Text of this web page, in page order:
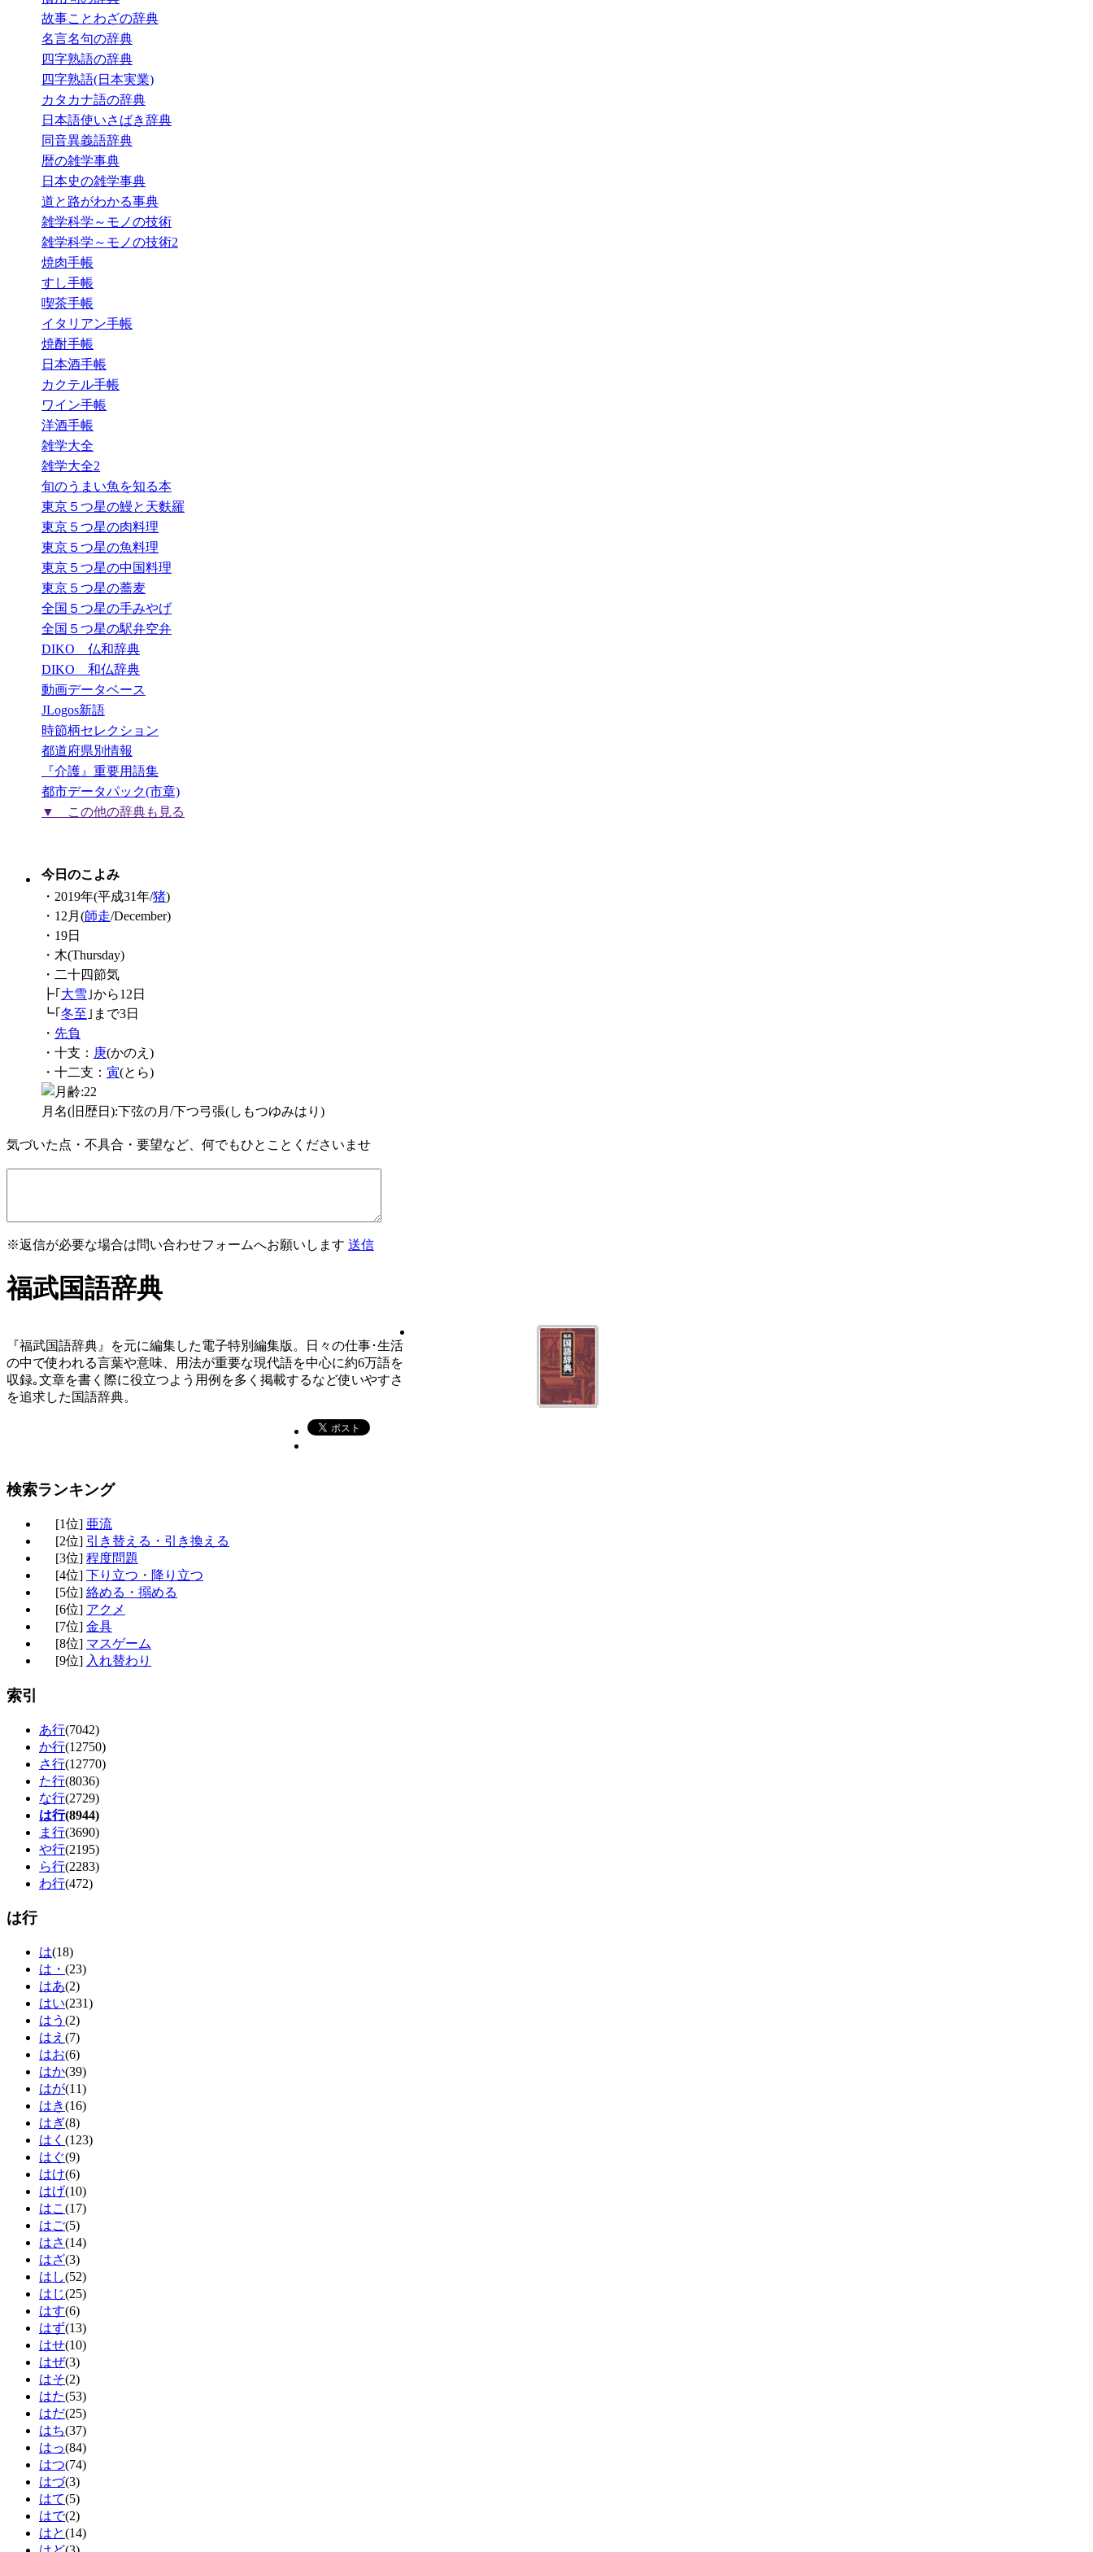
故事ことわざの辞典
名言名句の辞典
四字熟語の辞典
四字熟語(日本実業)
カタカナ語の辞典
日本語使いさばき辞典
同音異義語辞典
暦の雑学事典
日本史の雑学事典
道と路がわかる事典
雑学科学～モノの技術
雑学科学～モノの技術2
焼肉手帳
すし手帳
喫茶手帳
イタリアン手帳
焼酎手帳
日本酒手帳
カクテル手帳
ワイン手帳
洋酒手帳
雑学大全
雑学大全2
旬のうまい魚を知る本
東京５つ星の鰻と天麩羅
東京５つ星の肉料理
東京５つ星の魚料理
東京５つ星の中国料理
東京５つ星の蕎麦
全国５つ星の手みやげ
全国５つ星の駅弁空弁
DIKO 仏和辞典
DIKO 和仏辞典
動画データベース
JLogos新語
時節柄セレクション
都道府県別情報
『介護』重要用語集
都市データパック(市章)
▼ この他の辞典も見る
今日のこよみ
・2019年(平成31年/猪)
・12月(師走/December)
・19日
・木(Thursday)
・二十四節気
┣｢ 大雪 ｣から12日
┗｢ 冬至 ｣まで3日
・ 先負
・十支： 庚(かのえ)
・十二支： 寅(とら)
月名(旧歴日):下弦の月/下つ弓張(しもつゆみはり)
気づいた点・不具合・要望など、何でもひとことくださいませ
※返信が必要な場合は問い合わせフォームへお願いします 送信
福武国語辞典
『福武国語辞典』を元に編集した電子特別編集版。日々の仕事･生活
の中で使われる言葉や意味、用法が重要な現代語を中心に約6万語を
収録｡文章を書く際に役立つよう用例を多く掲載するなど使いやすさ
を追求した国語辞典。
検索ランキング
[1位] 亜流
[2位] 引き替える・引き換える
[3位] 程度問題
[4位] 下り立つ・降り立つ
[5位] 絡める・搦める
[6位] アクメ
[7位] 金具
[8位] マスゲーム
[9位] 入れ替わり
索引
あ行(7042)
か行(12750)
さ行(12770)
た行(8036)
な行(2729)
は行(8944)
ま行(3690)
や行(2195)
ら行(2283)
わ行(472)
は行
は(18)
は・ (23)
はあ(2)
はい(231)
はう (2)
はえ (7)
はお(6)
はか(39)
はが(11)
はき(16)
はぎ(8)
はく (123)
はぐ(9)
はけ(6)
はげ(10)
はこ (17)
はご(5)
はさ(14)
はざ(3)
はし(52)
はじ(25)
はす(6)
はず(13)
はせ(10)
はぜ(3)
はそ(2)
はた(53)
はだ(25)
はち(37)
はっ(84)
はつ(74)
はづ(3)
はて(5)
はで(2)
はと(14)